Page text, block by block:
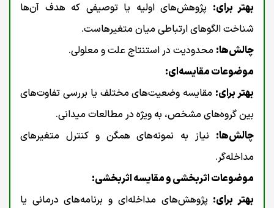
بهتر برای: پژوهش‌های اولیه یا توصیفی که هدف آن‌ها
شناخت الگوهای ارتباطی میان متغیرهاست.
چالش‌ها: محدودیت در استنتاج علت و معلولی.
موضوعات مقایسه‌ای:
بهتر برای: مقایسه وضعیت‌های مختلف یا بررسی تفاوت‌های
بین گروه‌های مشخص، به ویژه در مطالعات میدانی.
چالش‌ها: نیاز به نمونه‌های همگن و کنترل متغیرهای
مداخله‌گر.
موضوعات اثربخشی و مقایسه اثربخشی:
بهتر برای: پژوهش‌های مداخله‌ای و برنامه‌های درمانی یا